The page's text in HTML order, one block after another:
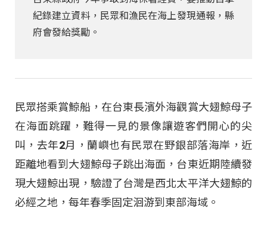
紀錄建立資料，民眾和漁民在海上發現通報，縣
府會發給獎勵。
民眾搭乘賞鯨船，在台東長濱外海觀賞大翅鯨母子
在海面跳躍，難得一見的景像讓遊客們開心的尖
叫，去年2月，蘭嶼也有民眾在野銀部落海岸，近
距離地看到大翅鯨母子跳出海面，台東近期陸續發
現大翅鯨出現，驗證了台灣是西北太平洋大翅鯨的
必經之地，每年春季固定洄游到東部海域。